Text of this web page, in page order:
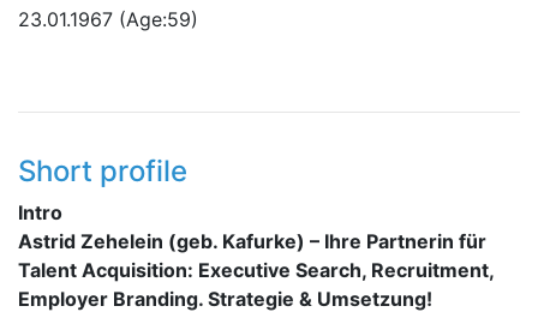
23.01.1967 (Age:59)
Short profile
Intro
Astrid Zehelein (geb. Kafurke) – Ihre Partnerin für
Talent Acquisition: Executive Search, Recruitment,
Employer Branding. Strategie & Umsetzung!